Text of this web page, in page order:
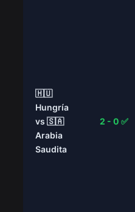
🇭🇺
Hungría
vs 🇸🇦
Arabia
Saudita
2 - 0 ✅